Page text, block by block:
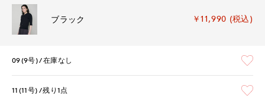
ブラック ￥11,990 (税込)
09(9号) 在庫なし
11(11号) 残り1点